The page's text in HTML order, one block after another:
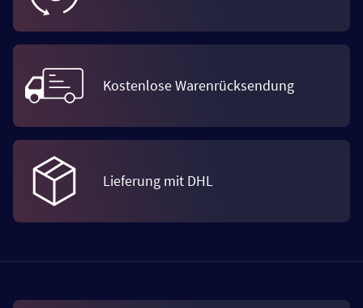
Kostenlose Warenrücksendung
Lieferung mit DHL